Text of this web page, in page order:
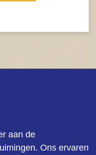
aan de
Ons ervaren